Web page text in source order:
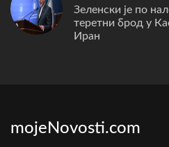
Зеленски је по
теретни брод у
Иран
mojeNovosti.com